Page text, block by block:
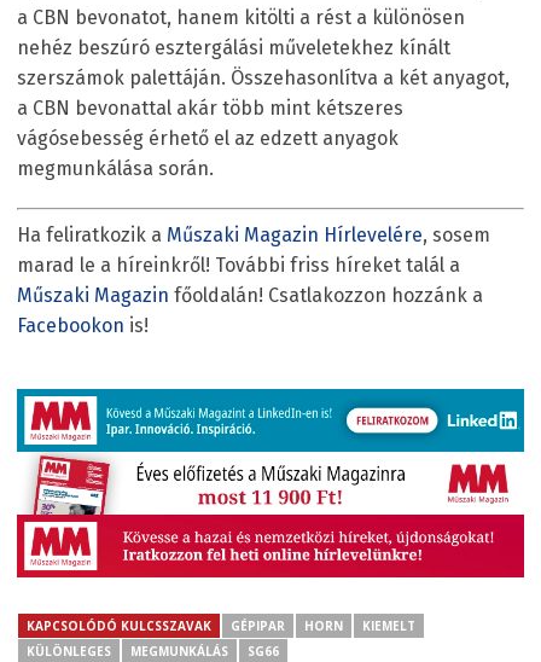
a CBN bevonatot, hanem kitölti a rést a különösen
nehéz beszúró esztergálási műveletekhez kínált
szerszámok palettáján. Összehasonlítva a két anyagot,
a CBN bevonattal akár több mint kétszeres
vágósebesség érhető el az edzett anyagok
megmunkálása során.
Ha feliratkozik a Műszaki Magazin Hírlevelére, sosem
marad le a híreinkről! További friss híreket talál a
Műszaki Magazin főoldalán! Csatlakozzon hozzánk a
Facebookon is!
KAPCSOLÓDÓ KULCSSZAVAK GÉPIPAR HORN
KIEMELT
KÜLÖNLEGES
MEGMUNKÁLÁS SG66